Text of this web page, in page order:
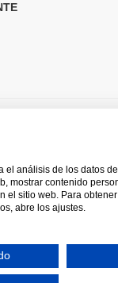
el análisis de los datos
mostrar contenido
el sitio web. Para
abre los ajustes.